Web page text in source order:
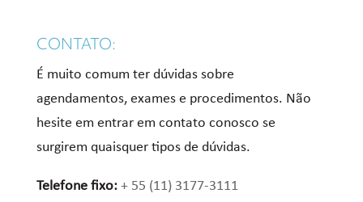
CONTATO:
É muito comum ter dúvidas sobre
agendamentos, exames e procedimentos. Não
hesite em entrar em contato conosco se
surgirem quaisquer tipos de dúvidas.
Telefone fixo:+ 55 (11) 3177-3111